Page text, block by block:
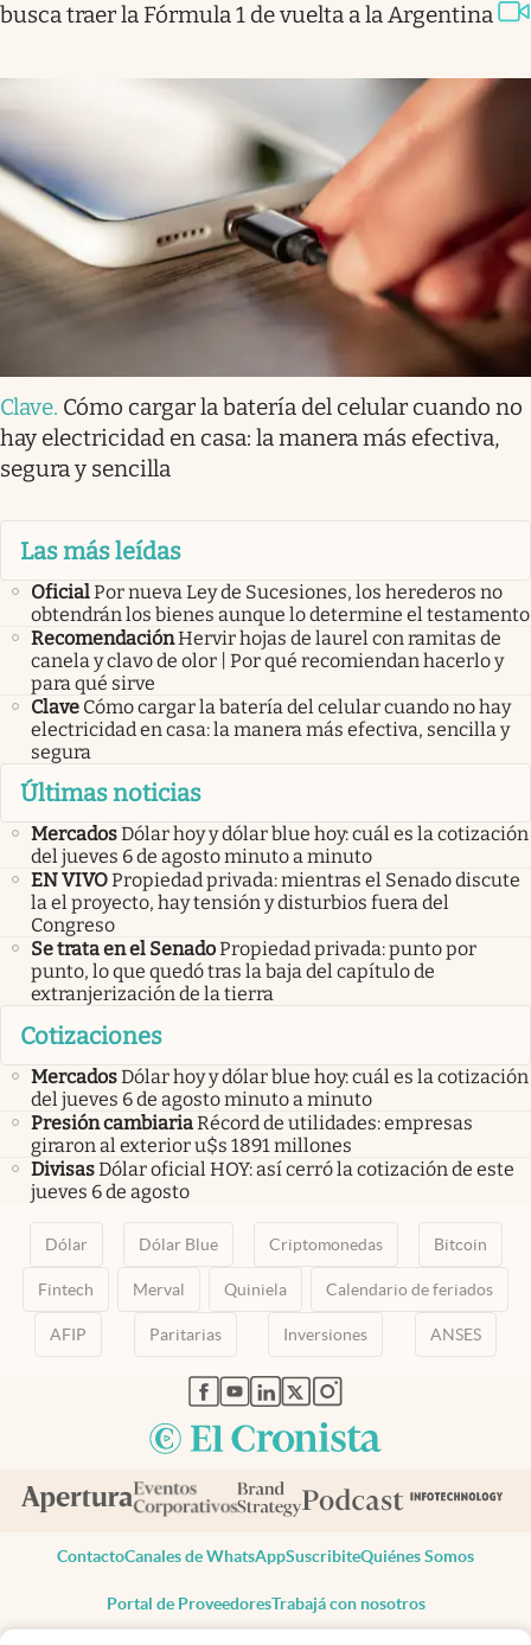
busca traer la Fórmula 1 de vuelta a la Argentina
Clave. Cómo cargar la batería del celular cuando no
hay electricidad en casa: la manera más efectiva,
segura y sencilla
Las más leídas
OficialPor nueva Ley de Sucesiones, los herederos no
obtendrán los bienes aunque lo determine el testamento
RecomendaciónHervir hojas de laurel con ramitas de
canela y clavo de olor | Por qué recomiendan hacerlo y
para qué sirve
Clave Cómo cargar la batería del celular cuando no hay
electricidad en casa: la manera más efectiva, sencilla y
segura
Últimas noticias
MercadosDólar hoy y dólar blue hoy: cuál es la cotización
del jueves 6 de agosto minuto a minuto
EN VIVOPropiedad privada: mientras el Senado discute
la el proyecto, hay tensión y disturbios fuera del
Congreso
Se trata en el SenadoPropiedad privada: punto por
punto, lo que quedó tras la baja del capítulo de
extranjerización de la tierra
Cotizaciones
MercadosDólar hoy y dólar blue hoy: cuál es la cotización
del jueves 6 de agosto minuto a minuto
Presión cambiariaRécord de utilidades: empresas
giraron al exterior u$s 1891 millones
DivisasDólar oficial HOY: así cerró la cotización de este
jueves 6 de agosto
Dólar Dólar Blue Criptomonedas Bitcoin
Fintech Merval Quiniela Calendario de feriados
AFIP Paritarias Inversiones ANSES
abre en nueva pestaña
abre en nueva pestaña
abre en nueva pestaña
abre en nueva pestaña
abre en nueva pestaña
ContactoCanales de WhatsAppSuscribiteQuiénes Somos
Portal de ProveedoresTrabajá con nosotros